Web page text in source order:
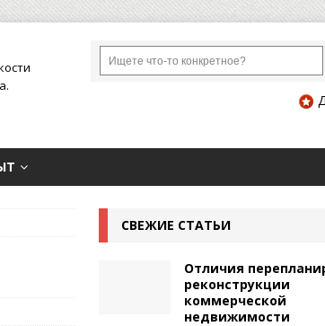
СВЕЖИЕ СТАТЬИ
Отличия
реконструкции
коммерческой
недвижимости